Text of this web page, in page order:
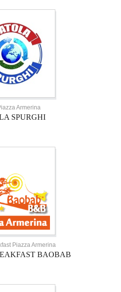
Armerina
SPURGHI
Piazza Armerina
BAOBAB